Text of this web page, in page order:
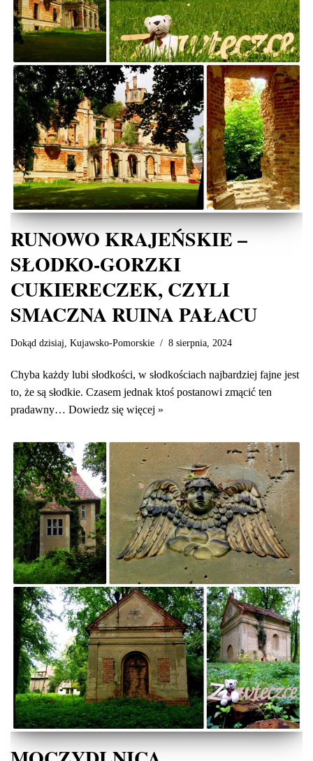
RUNOWO KRAJEŃSKIE –
SŁODKO-GORZKI
CUKIERECZEK, CZYLI
SMACZNA RUINA PAŁACU
Dokąd dzisiaj, Kujawsko-Pomorskie 8 sierpnia, 2024
Chyba każdy lubi słodkości, w słodkościach najbardziej fajne jest
to, że są słodkie. Czasem jednak ktoś postanowi zmącić ten
pradawny… Dowiedz się więcej »